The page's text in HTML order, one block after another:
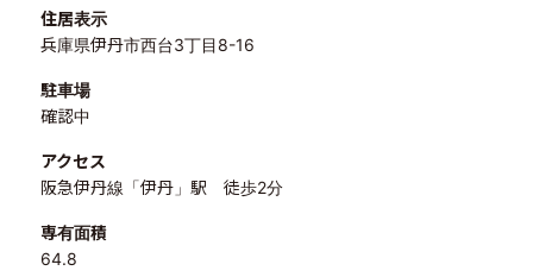
住居表示
兵庫県伊丹市西台3丁目8-16
駐車場
確認中
アクセス
阪急伊丹線「伊丹」駅 徒歩2分
専有面積
64.8